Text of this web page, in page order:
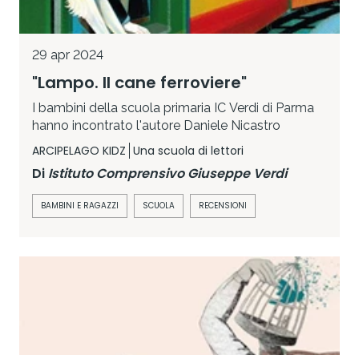
29 apr 2024
"Lampo. Il cane ferroviere"
I bambini della scuola primaria IC Verdi di Parma
hanno incontrato l'autore Daniele Nicastro
ARCIPELAGO KIDZ Una scuola di lettori
Di Istituto Comprensivo Giuseppe Verdi
BAMBINI E RAGAZZI SCUOLA RECENSIONI